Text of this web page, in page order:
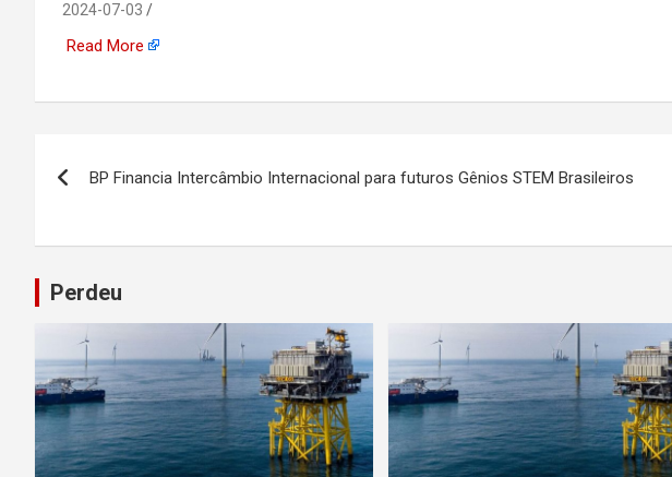
offshore, economia,
indústria naval, etc
2024-07-03
Read More
de
Post
BP Financia Intercâmbio Internacional para futuros Gênios STEM Brasileiros
Perdeu